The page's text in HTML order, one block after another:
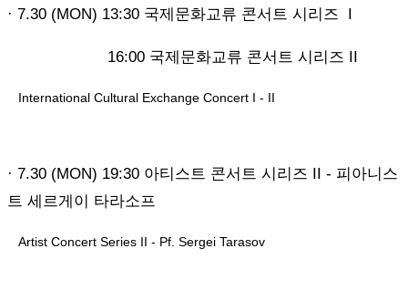
· 7.30 (MON) 13:30 국제문화교류 콘서트 시리즈 I
16:00 국제문화교류 콘서트 시리즈 II
International Cultural Exchange Concert I - II
· 7.30 (MON) 19:30 아티스트 콘서트 시리즈 II - 피아니스
트 세르게이 타라소프
Artist Concert Series II - Pf. Sergei Tarasov